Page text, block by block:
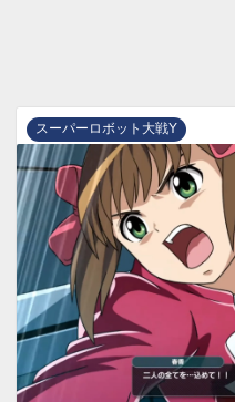
スーパーロボット大戦Y